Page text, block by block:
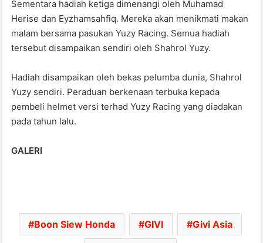
Sementara hadiah ketiga dimenangi oleh Muhamad
Herise dan Eyzhamsahfiq. Mereka akan menikmati makan
malam bersama pasukan Yuzy Racing. Semua hadiah
tersebut disampaikan sendiri oleh Shahrol Yuzy.
Hadiah disampaikan oleh bekas pelumba dunia, Shahrol
Yuzy sendiri. Peraduan berkenaan terbuka kepada
pembeli helmet versi terhad Yuzy Racing yang diadakan
pada tahun lalu.
GALERI
Boon Siew Honda GIVI Givi Asia